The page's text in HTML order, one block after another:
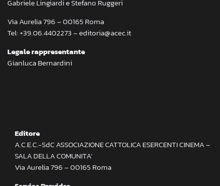
Gabriele Lingiardi e Stefano Ruggeri
Via Aurelia 796 – 00165 Roma
Tel: +39.06.4402273 – editoria@acec.it
Legale rappresentante
Gianluca Bernardini
Editore
A.C.E.C.-SdC ASSOCIAZIONE CATTOLICA ESERCENTI CINEMA –
SALA DELLA COMUNITA’
Via Aurelia 796 – 00165 Roma